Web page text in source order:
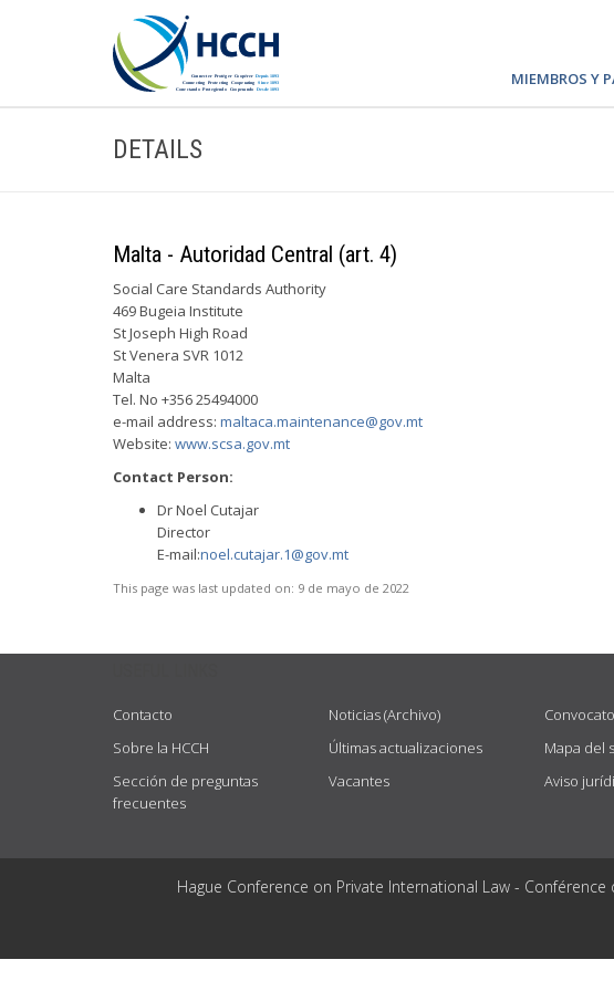
MIEMBROS Y
DETAILS
Malta - Autoridad Central (art. 4)
Social Care Standards Authority
469 Bugeia Institute
St Joseph High Road
St Venera SVR 1012
Malta
Tel. No +356 25494000
e-mail address: maltaca.maintenance@gov.mt
Website: www.scsa.gov.mt
Contact Person:
Dr Noel Cutajar
Director
E-mail:noel.cutajar.1@gov.mt
This page was last updated on: 9 de mayo de 2022
Contacto
Sobre la HCCH
Sección de preguntas
frecuentes
Noticias (Archivo)
Últimas actualizaciones
Vacantes
Mapa del
Aviso
Hague Conference on Private International Law -